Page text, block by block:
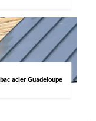
acier Guadeloupe